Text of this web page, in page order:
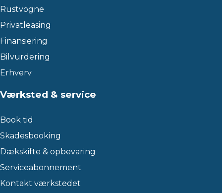
Rustvogne
Privatleasing
Finansiering
Bilvurdering
Erhverv
Værksted & service
Book tid
Skadesbooking
Dækskifte & opbevaring
Serviceabonnement
Kontakt værkstedet